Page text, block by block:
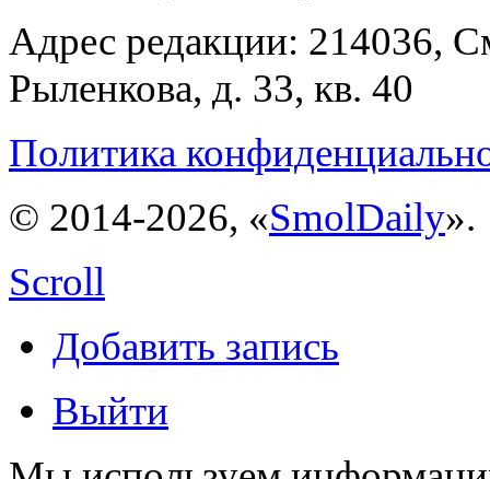
Адрес редакции: 214036,
Рыленкова, д. 33, кв. 40
Политика
© 2014-2026, «SmolDaily».
Scroll
Добавить запись
Выйти